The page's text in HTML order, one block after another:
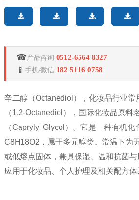
☎产品咨询 0512-6564 8327
📱 手机/微信 182 5116 0758
辛二醇（Octanediol），化妆品行业常
（1,2-Octanediol），国际化妆品原料
（Caprylyl Glycol）。它是一种有机化
C8H18O2，属于多元醇类。常温下为
或低熔点固体，兼具保湿、温和抗菌
应用于化妆品、个人护理及相关配方体